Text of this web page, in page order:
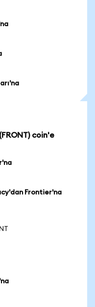
coin'e
Frontier'na